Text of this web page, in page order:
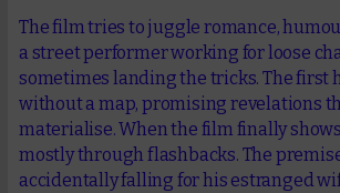
The film tries to juggle romance,
a street performer working for loose
sometimes landing the tricks. The first
without a map, promising revelations
materialise. When the film finally shows
mostly through flashbacks. The
accidentally falling for his estranged